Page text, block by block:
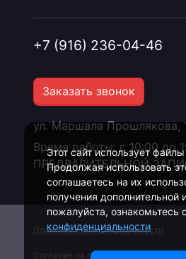
+7 (916) 236-04-46
Заказать звонок
ул. Маршала Прошлякова,
Время работы: с 10:00 до
ПРЕДВАРИТЕЛЬНОЙ
Политика конфиденциальности
Согласие на обработку
Этот сайт использует
Продолжая использовать
соглашаетесь на их
получения дополнительной
пожалуйста, ознакомьтесь
конфиденциальности